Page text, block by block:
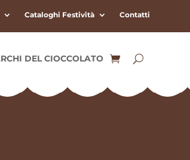
Cataloghi Festività Contatti
DEL CIOCCOLATO